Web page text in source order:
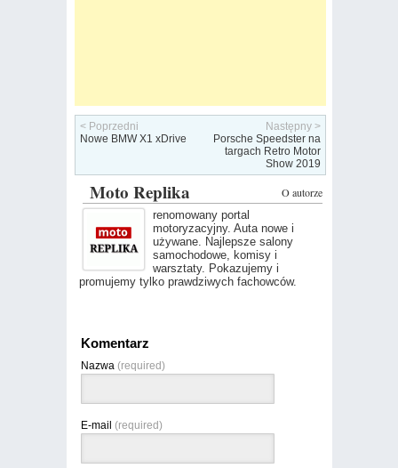
< Poprzedni
Nowe BMW X1 xDrive
Następny >
Porsche Speedster na
targach Retro Motor
Show 2019
O autorze
Moto Replika
renomowany portal
motoryzacyjny. Auta nowe i
używane. Najlepsze salony
samochodowe, komisy i
warsztaty. Pokazujemy i
promujemy tylko prawdziwych fachowców.
Komentarz
Nazwa (required)
E-mail (required)